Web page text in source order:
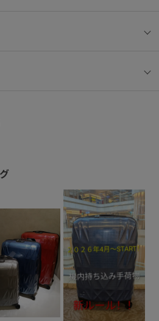
品に比べ約30％の体感音量軽減が証
(Travel Sentry®認可ロック)搭載で、